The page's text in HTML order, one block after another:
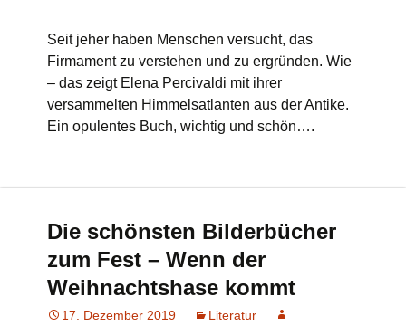
Seit jeher haben Menschen versucht, das
Firmament zu verstehen und zu ergründen. Wie
– das zeigt Elena Percivaldi mit ihrer
versammelten Himmelsatlanten aus der Antike.
Ein opulentes Buch, wichtig und schön….
Die schönsten Bilderbücher
zum Fest – Wenn der
Weihnachtshase kommt
17. Dezember 2019
Literatur